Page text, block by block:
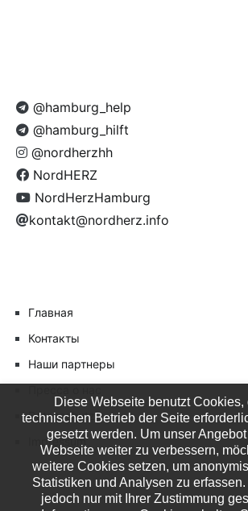
@hamburg_help
@hamburg_hilft
@nordherzhh
NordHERZ
NordHerzHamburg
kontakt@nordherz.info
Главная
Контакты
Наши партнеры
Datenschutz
Impressum
Diese Webseite benutzt Cookies,
technischen Betrieb der Seite
gesetzt werden. Um unser
Webseite weiter zu verbessern,
weitere Cookies setzen, um
Statistiken und Analysen zu
jedoch nur mit Ihrer Zustimmung